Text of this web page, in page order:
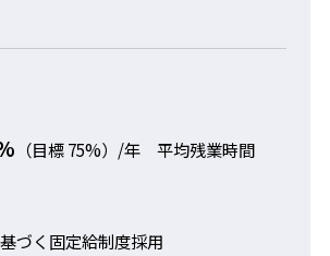
（目標 75%）/年 平均残業時間
づく固定給制度採用